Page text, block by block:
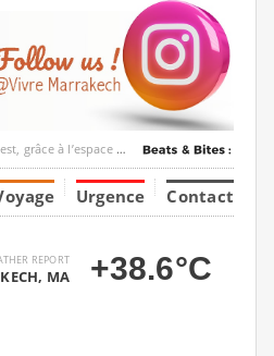
Tumbuktu.
Urgence Contact
REPORT
MA +38.6°C